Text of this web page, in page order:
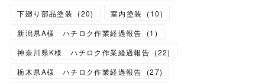
下廻り部品塗装
(20) 室内塗装 (10)
新潟県A様 ハチロク作業経過報告
(1 )
神奈川県K様 ハチロク作業経過報告 (22)
栃木県A様 ハチロク作業経過報告
(27)